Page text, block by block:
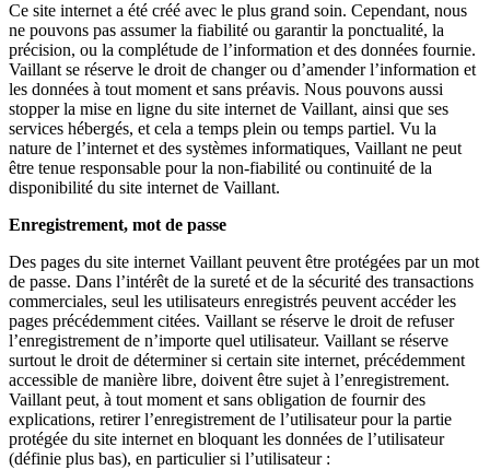
Ce site internet a été créé avec le plus grand soin. Cependant, nous
ne pouvons pas assumer la fiabilité ou garantir la ponctualité, la
précision, ou la complétude de l’information et des données fournie.
Vaillant se réserve le droit de changer ou d’amender l’information et
les données à tout moment et sans préavis. Nous pouvons aussi
stopper la mise en ligne du site internet de Vaillant, ainsi que ses
services hébergés, et cela a temps plein ou temps partiel. Vu la
nature de l’internet et des systèmes informatiques, Vaillant ne peut
être tenue responsable pour la non-fiabilité ou continuité de la
disponibilité du site internet de Vaillant.
Enregistrement, mot de passe
Des pages du site internet Vaillant peuvent être protégées par un mot
de passe. Dans l’intérêt de la sureté et de la sécurité des transactions
commerciales, seul les utilisateurs enregistrés peuvent accéder les
pages précédemment citées. Vaillant se réserve le droit de refuser
l’enregistrement de n’importe quel utilisateur. Vaillant se réserve
surtout le droit de déterminer si certain site internet, précédemment
accessible de manière libre, doivent être sujet à l’enregistrement.
Vaillant peut, à tout moment et sans obligation de fournir des
explications, retirer l’enregistrement de l’utilisateur pour la partie
protégée du site internet en bloquant les données de l’utilisateur
(définie plus bas), en particulier si l’utilisateur :